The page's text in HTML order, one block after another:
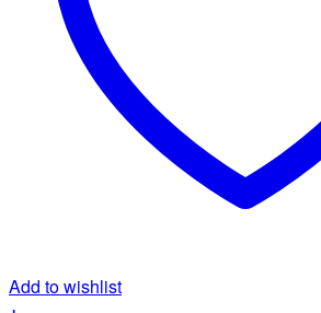
Add to wishlist